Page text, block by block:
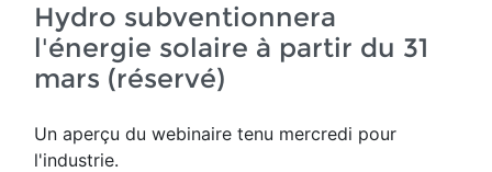
Hydro subventionnera
l'énergie solaire à partir du 31
mars (réservé)
Un aperçu du webinaire tenu mercredi pour
l'industrie.